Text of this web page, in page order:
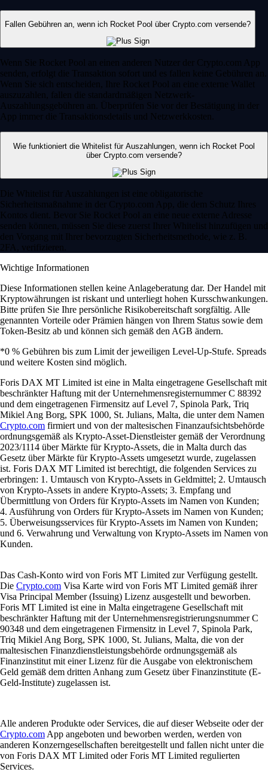
Fallen Gebühren an, wenn ich Rocket Pool über Crypto.com versende?
Wenn Sie Rocket Pool an einen anderen Nutzer der Crypto.com App
senden, erfolgt die Transaktion sofort und es fallen keine Gebühren an.
Wenn Sie sich entscheiden, Ihre Rocket Pool an eine externe Wallet
auszuzahlen, fallen die standardmäßigen Netzwerk-
Auszahlungsgebühren an. Überprüfen Sie vor der Bestätigung in der
App immer die Transaktionsdetails und Netzwerkkosten.
Wie funktioniert die Whitelist für Auszahlungen, wenn ich Rocket Pool
über Crypto.com versende?
Die Whitelist für Auszahlungen ist eine obligatorische
Sicherheitsmaßnahme in der Crypto.com App, die dem Schutz Ihres
Kontos dient. Bevor Sie Rocket Pool an eine neue externe Adresse
senden können, müssen Sie diese zuerst Ihrer Whitelist hinzufügen und
den Vorgang mit Ihrer bevorzugten Sicherheitsmethode, wie z. B.
2FA, verifizieren.
Wichtige Informationen
Diese Informationen stellen keine Anlageberatung dar. Der Handel mit
Kryptowährungen ist riskant und unterliegt hohen Kursschwankungen.
Bitte prüfen Sie Ihre persönliche Risikobereitschaft sorgfältig. Alle
genannten Vorteile oder Prämien hängen von Ihrem Status sowie dem
Token-Besitz ab und können sich gemäß den AGB ändern.
*0 % Gebühren bis zum Limit der jeweiligen Level-Up-Stufe. Spreads
und weitere Kosten sind möglich.
Foris DAX MT Limited ist eine in Malta eingetragene Gesellschaft mit
beschränkter Haftung mit der Unternehmensregisternummer C 88392
und dem eingetragenen Firmensitz auf Level 7, Spinola Park, Triq
Mikiel Ang Borg, SPK 1000, St. Julians, Malta, die unter dem Namen
Crypto.com firmiert und von der maltesischen Finanzaufsichtsbehörde
ordnungsgemäß als Krypto-Asset-Dienstleister gemäß der Verordnung
2023/1114 über Märkte für Krypto-Assets, die in Malta durch das
Gesetz über Märkte für Krypto-Assets umgesetzt wurde, zugelassen
ist. Foris DAX MT Limited ist berechtigt, die folgenden Services zu
erbringen: 1. Umtausch von Krypto-Assets in Geldmittel; 2. Umtausch
von Krypto-Assets in andere Krypto-Assets; 3. Empfang und
Übermittlung von Orders für Krypto-Assets im Namen von Kunden;
4. Ausführung von Orders für Krypto-Assets im Namen von Kunden;
5. Überweisungsservices für Krypto-Assets im Namen von Kunden;
und 6. Verwahrung und Verwaltung von Krypto-Assets im Namen von
Kunden.
Das Cash-Konto wird von Foris MT Limited zur Verfügung gestellt.
Die Crypto.com Visa Karte wird von Foris MT Limited gemäß ihrer
Visa Principal Member (Issuing) Lizenz ausgestellt und beworben.
Foris MT Limited ist eine in Malta eingetragene Gesellschaft mit
beschränkter Haftung mit der Unternehmensregistrierungsnummer C
90348 und dem eingetragenen Firmensitz in Level 7, Spinola Park,
Triq Mikiel Ang Borg, SPK 1000, St. Julians, Malta, die von der
maltesischen Finanzdienstleistungsbehörde ordnungsgemäß als
Finanzinstitut mit einer Lizenz für die Ausgabe von elektronischem
Geld gemäß dem dritten Anhang zum Gesetz über Finanzinstitute (E-
Geld-Institute) zugelassen ist.
Alle anderen Produkte oder Services, die auf dieser Webseite oder der
Crypto.com App angeboten und beworben werden, werden von
anderen Konzerngesellschaften bereitgestellt und fallen nicht unter die
von Foris DAX MT Limited oder Foris MT Limited regulierten
Services.